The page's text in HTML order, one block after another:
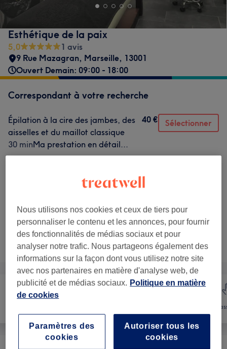
Esthétique de la paix
5,0
1 avis
9 Rue Mazagran, Marseille, 13001
Ouvert Demain: 09:00 - 18:00
Correspondant à votre recherche
Épilation à la cire des jambes, des
aisselles et du maillot classique
30 minMa prestation en détail...
40 € Sélectionner
1 hMa prestation en détail...
Ce n'est pas ce que vous recherchiez ?
Recherchez dans notre liste de prestations
Manucure et
Nous utilisons nos cookies et ceux de tiers pour
personnaliser le contenu et les annonces, pour fournir
des fonctionnalités de médias sociaux et pour
analyser notre trafic. Nous partageons également des
informations sur la façon dont vous utilisez notre site
avec nos partenaires en matière d'analyse web, de
publicité et de médias sociaux. Politique en matière
de cookies
Autoriser tous les
cookies
Paramètres des
cookies